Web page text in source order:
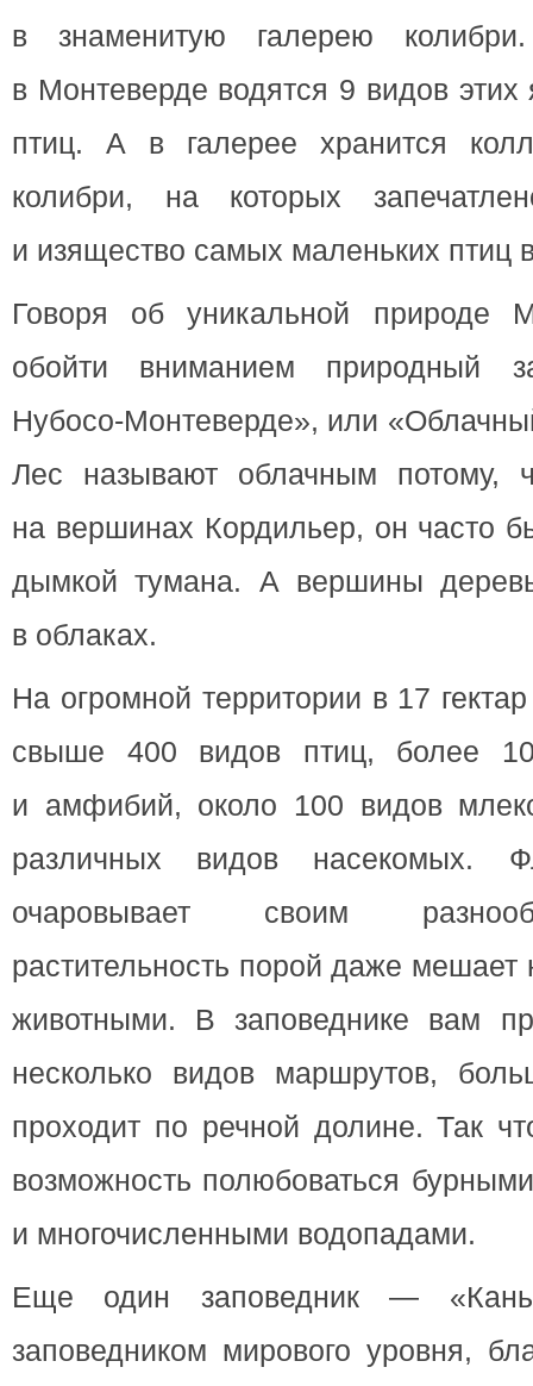
в знаменитую галерею
в Монтеверде водятся 9 видов
птиц. А в галерее хранится
колибри, на которых
и изящество самых маленьких птиц
Говоря об уникальной природе
обойти вниманием природный
Нубосо-Монтеверде», или
Лес называют облачным потому,
на вершинах Кордильер, он часто
дымкой тумана. А вершины
в облаках.
На огромной территории в 17
свыше 400 видов птиц, более
и амфибий, около 100 видов
различных видов насекомых.
очаровывает своим
растительность порой даже мешает
животными. В заповеднике вам
несколько видов маршрутов,
проходит по речной долине. Так
возможность полюбоваться
и многочисленными водопадами.
Еще один заповедник —
заповедником мирового уровня,